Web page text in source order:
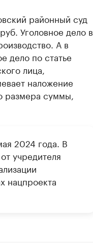
районный суд
Уголовное дело в
А в
дело по статье
лица,
наложение
размера суммы,
2024 года. В
учредителя
нацпроекта